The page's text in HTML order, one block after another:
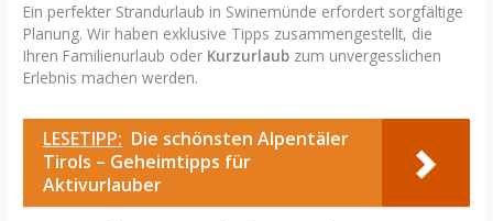
Ein perfekter Strandurlaub in Swinemünde erfordert sorgfältige
Planung. Wir haben exklusive Tipps zusammengestellt, die
Ihren Familienurlaub oder Kurzurlaub zum unvergesslichen
Erlebnis machen werden.
LESETIPP: Die schönsten Alpentäler
Tirols – Geheimtipps für
Aktivurlauber